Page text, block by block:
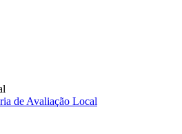
de Avaliação Local